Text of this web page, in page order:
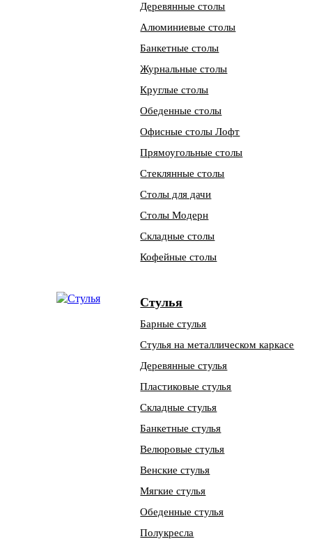
Деревянные столы
Алюминиевые столы
Банкетные столы
Журнальные столы
Круглые столы
Обеденные столы
Офисные столы Лофт
Прямоугольные столы
Стеклянные столы
Столы для дачи
Столы Модерн
Складные столы
Кофейные столы
Стулья
Барные стулья
Стулья на металлическом каркасе
Деревянные стулья
Пластиковые стулья
Складные стулья
Банкетные стулья
Велюровые стулья
Венские стулья
Мягкие стулья
Обеденные стулья
Полукресла